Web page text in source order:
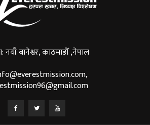
नयाँ बानेश्वर, काठमाडौँ ,नेपाल
,